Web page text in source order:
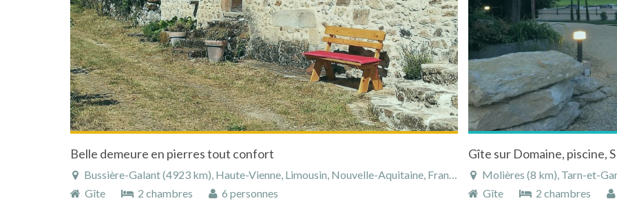
Belle demeure en pierres tout confort
Bussière-Galant (4923 km), Haute-Vienne, Limousin, Nouvelle-Aquitaine, France
Gîte
2 chambres 6 personnes
Gîte sur Domaine, piscine,
Molières (8 km), Tarn-et-
Gîte
2 chambres